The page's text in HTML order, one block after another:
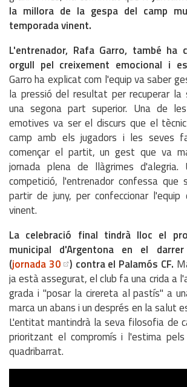
la millora de la gespa del camp
temporada vinent.
L'entrenador, Rafa Garro, també ha
orgull pel creixement emocional i
Garro ha explicat com l'equip va saber
la pressió del resultat per recuperar
una segona part superior. Una de
emotives va ser el discurs que el
camp amb els jugadors i les seves
començar el partit, un gest que va
jornada plena de llàgrimes
competició, l'entrenador confessa
partir de juny, per confeccionar
vinent.
La celebració final tindrà lloc el
municipal d'Argentona en el
(jornada 30 ) contra el Palamós CF.
ja està assegurat, el club fa una crida a
grada i "posar la cirereta al pastís" a
marca un abans i un després en la salut
L'entitat mantindrà la seva filosofia de
prioritzant el compromís i l'estima
quadribarrat.